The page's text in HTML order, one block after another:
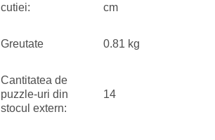
cutiei:
cm
Greutate 0.81 kg
Cantitatea de
puzzle-uri din
stocul extern:
14